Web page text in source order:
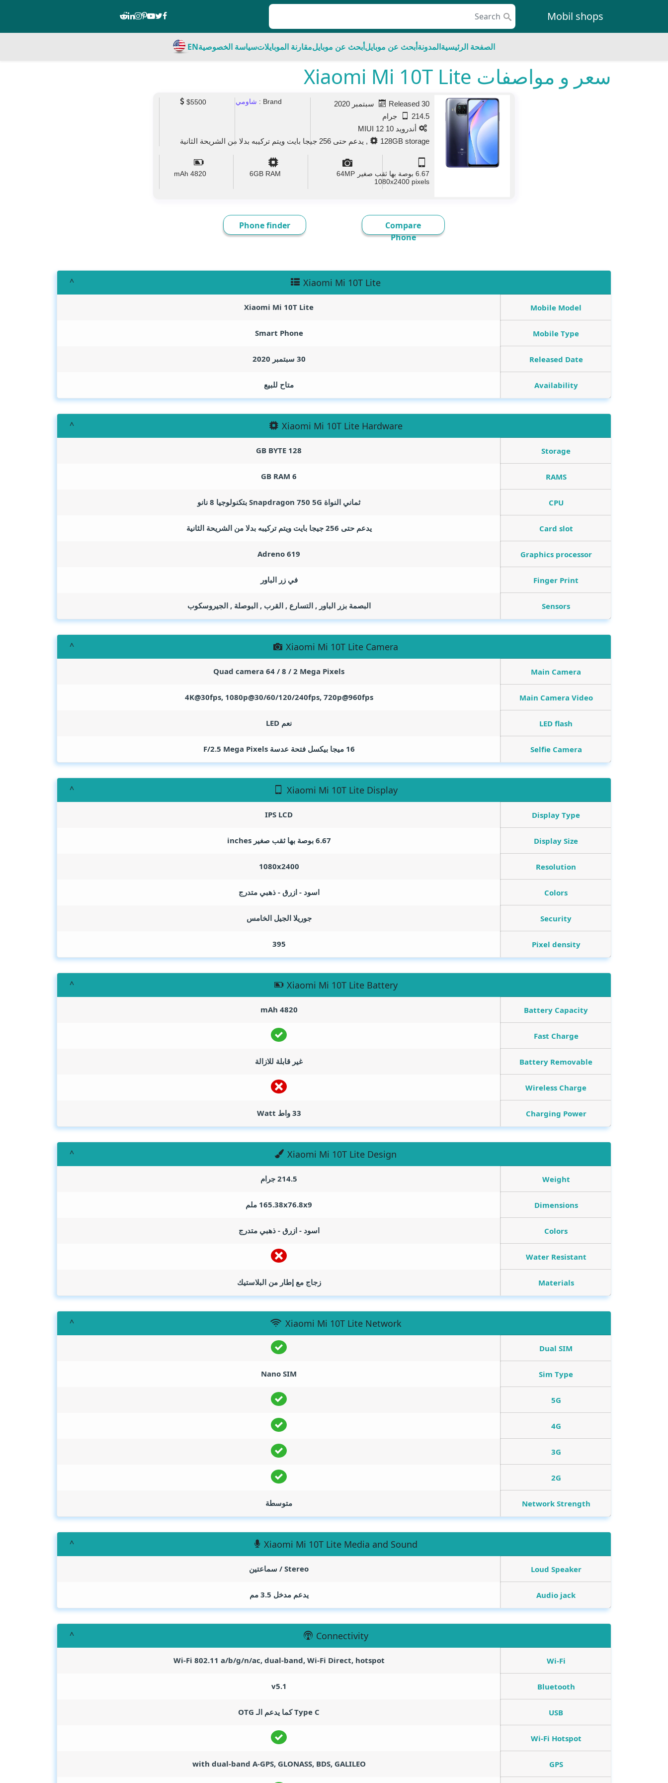
Main Navigation
Mobil shops
الصفحة الرئيسيةالمدونةأبحث عن موبايلأبحث عن موبايلمقارنة الموبايلاتسياسة الخصوصيةEN
سعر و مواصفات Xiaomi Mi 10T Lite
Released 30 سبتمبر 2020
214.5 جرام
أندرويد 10 MIUI 12
128GB storage, يدعم حتى 256 جيجا بايت ويتم تركيبه بدلا من الشريحة الثانية
Brand : شاومي $5500
6.67 بوصة بها ثقب صغير
1080x2400 pixels
64MP
6GB RAM
4820
mAh
Compare
Phone
Phone finder
Xiaomi Mi 10T Lite
Mobile Model
Xiaomi Mi 10T Lite
Mobile Type
Smart Phone
Released Date 30 سبتمبر 2020
Availability متاح للبيع
Xiaomi Mi 10T Lite Hardware
Storage
128
GB BYTE
RAMS
6
GB RAM
CPU ثماني النواة Snapdragon 750 5G بتكنولوجيا 8 نانو
Card slot يدعم حتى 256 جيجا بايت ويتم تركيبه بدلا من الشريحة الثانية
Graphics processor
Adreno 619
Finger Print في زر الباور
Sensors البصمة بزر الباور , التسارع , القرب , البوصلة , الجيروسكوب
Xiaomi Mi 10T Lite Camera
Main Camera
Quad camera 64 / 8 / 2 Mega Pixels
Main Camera Video
4K@30fps, 1080p@30/60/120/240fps, 720p@960fps
LED flash نعم LED
Selfie Camera 16 ميجا بيكسل فتحة عدسة F/2.5 Mega Pixels
Xiaomi Mi 10T Lite Display
Display Type
IPS LCD
Display Size 6.67 بوصة بها ثقب صغير inches
Resolution
1080x2400
Colors اسود - ازرق - ذهبي متدرج
Security جوريلا الجيل الخامس
Pixel density
395
Xiaomi Mi 10T Lite Battery
Battery Capacity
4820
mAh
Fast Charge
Battery Removable غير قابلة للازالة
Wireless Charge
Charging Power 33 واط Watt
Xiaomi Mi 10T Lite Design
Weight 214.5 جرام
Dimensions 165.38x76.8x9 ملم
Colors اسود - ازرق - ذهبي متدرج
Water Resistant
Materials زجاج مع إطار من البلاستيك
Xiaomi Mi 10T Lite Network
Dual SIM
Sim Type
Nano SIM
5G
4G
3G
2G
Network Strength متوسطة
Xiaomi Mi 10T Lite Media and Sound
Loud Speaker Stereo / سماعتين
Audio jack يدعم مدخل 3.5 مم
Connectivity
Wi-Fi
Wi-Fi 802.11 a/b/g/n/ac, dual-band, Wi-Fi Direct, hotspot
Bluetooth
v5.1
USB Type C كما يدعم الـ OTG
Wi-Fi Hotspot
GPS
with dual-band A-GPS, GLONASS, BDS, GALILEO